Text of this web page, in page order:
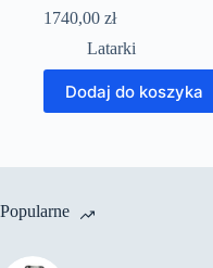
1740,00 zł
Latarki
Dodaj do koszyka
Popularne